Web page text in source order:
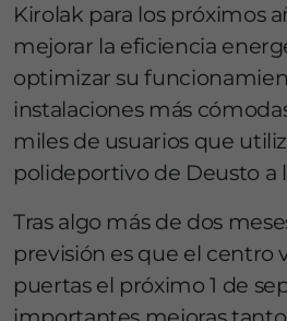
Kirolak para los próximos
mejorar la eficiencia
optimizar su
instalaciones más
miles de usuarios que
polideportivo de Deusto a
Tras algo más de dos
previsión es que el centro
puertas el próximo 1 de